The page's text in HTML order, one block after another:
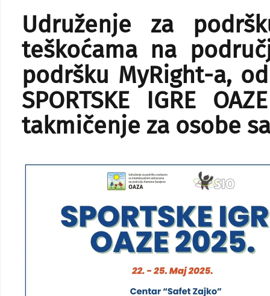
Udruženje za
teškoćama na
podršku MyRight-a,
SPORTSKE IGRE
takmičenje za osobe